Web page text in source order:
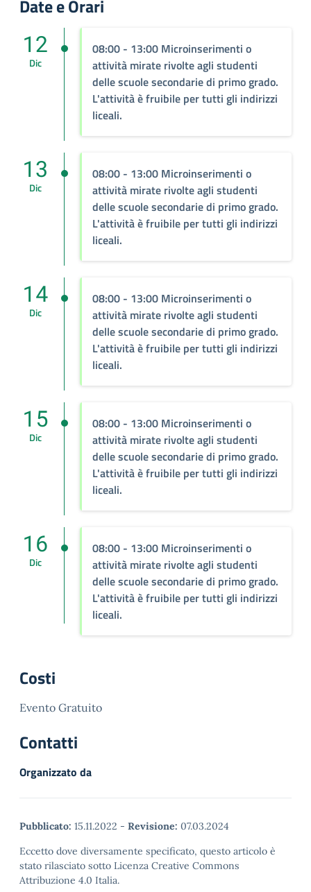
Date e Orari
08:00 - 13:00 Microinserimenti o
attività mirate rivolte agli studenti
delle scuole secondarie di primo grado.
L'attività è fruibile per tutti gli indirizzi
liceali.
12
Dic
08:00 - 13:00 Microinserimenti o
attività mirate rivolte agli studenti
delle scuole secondarie di primo grado.
L'attività è fruibile per tutti gli indirizzi
liceali.
13
Dic
08:00 - 13:00 Microinserimenti o
attività mirate rivolte agli studenti
delle scuole secondarie di primo grado.
L'attività è fruibile per tutti gli indirizzi
liceali.
14
Dic
08:00 - 13:00 Microinserimenti o
attività mirate rivolte agli studenti
delle scuole secondarie di primo grado.
L'attività è fruibile per tutti gli indirizzi
liceali.
15
Dic
08:00 - 13:00 Microinserimenti o
attività mirate rivolte agli studenti
delle scuole secondarie di primo grado.
L'attività è fruibile per tutti gli indirizzi
liceali.
16
Dic
Costi
Evento Gratuito
Contatti
Organizzato da
Pubblicato: 15.11.2022 - Revisione: 07.03.2024
Eccetto dove diversamente specificato, questo articolo è
stato rilasciato sotto Licenza Creative Commons
Attribuzione 4.0 Italia.